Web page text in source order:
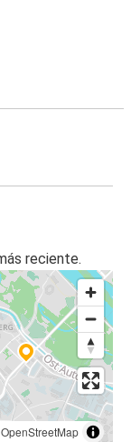
reciente.
OpenStreetMap